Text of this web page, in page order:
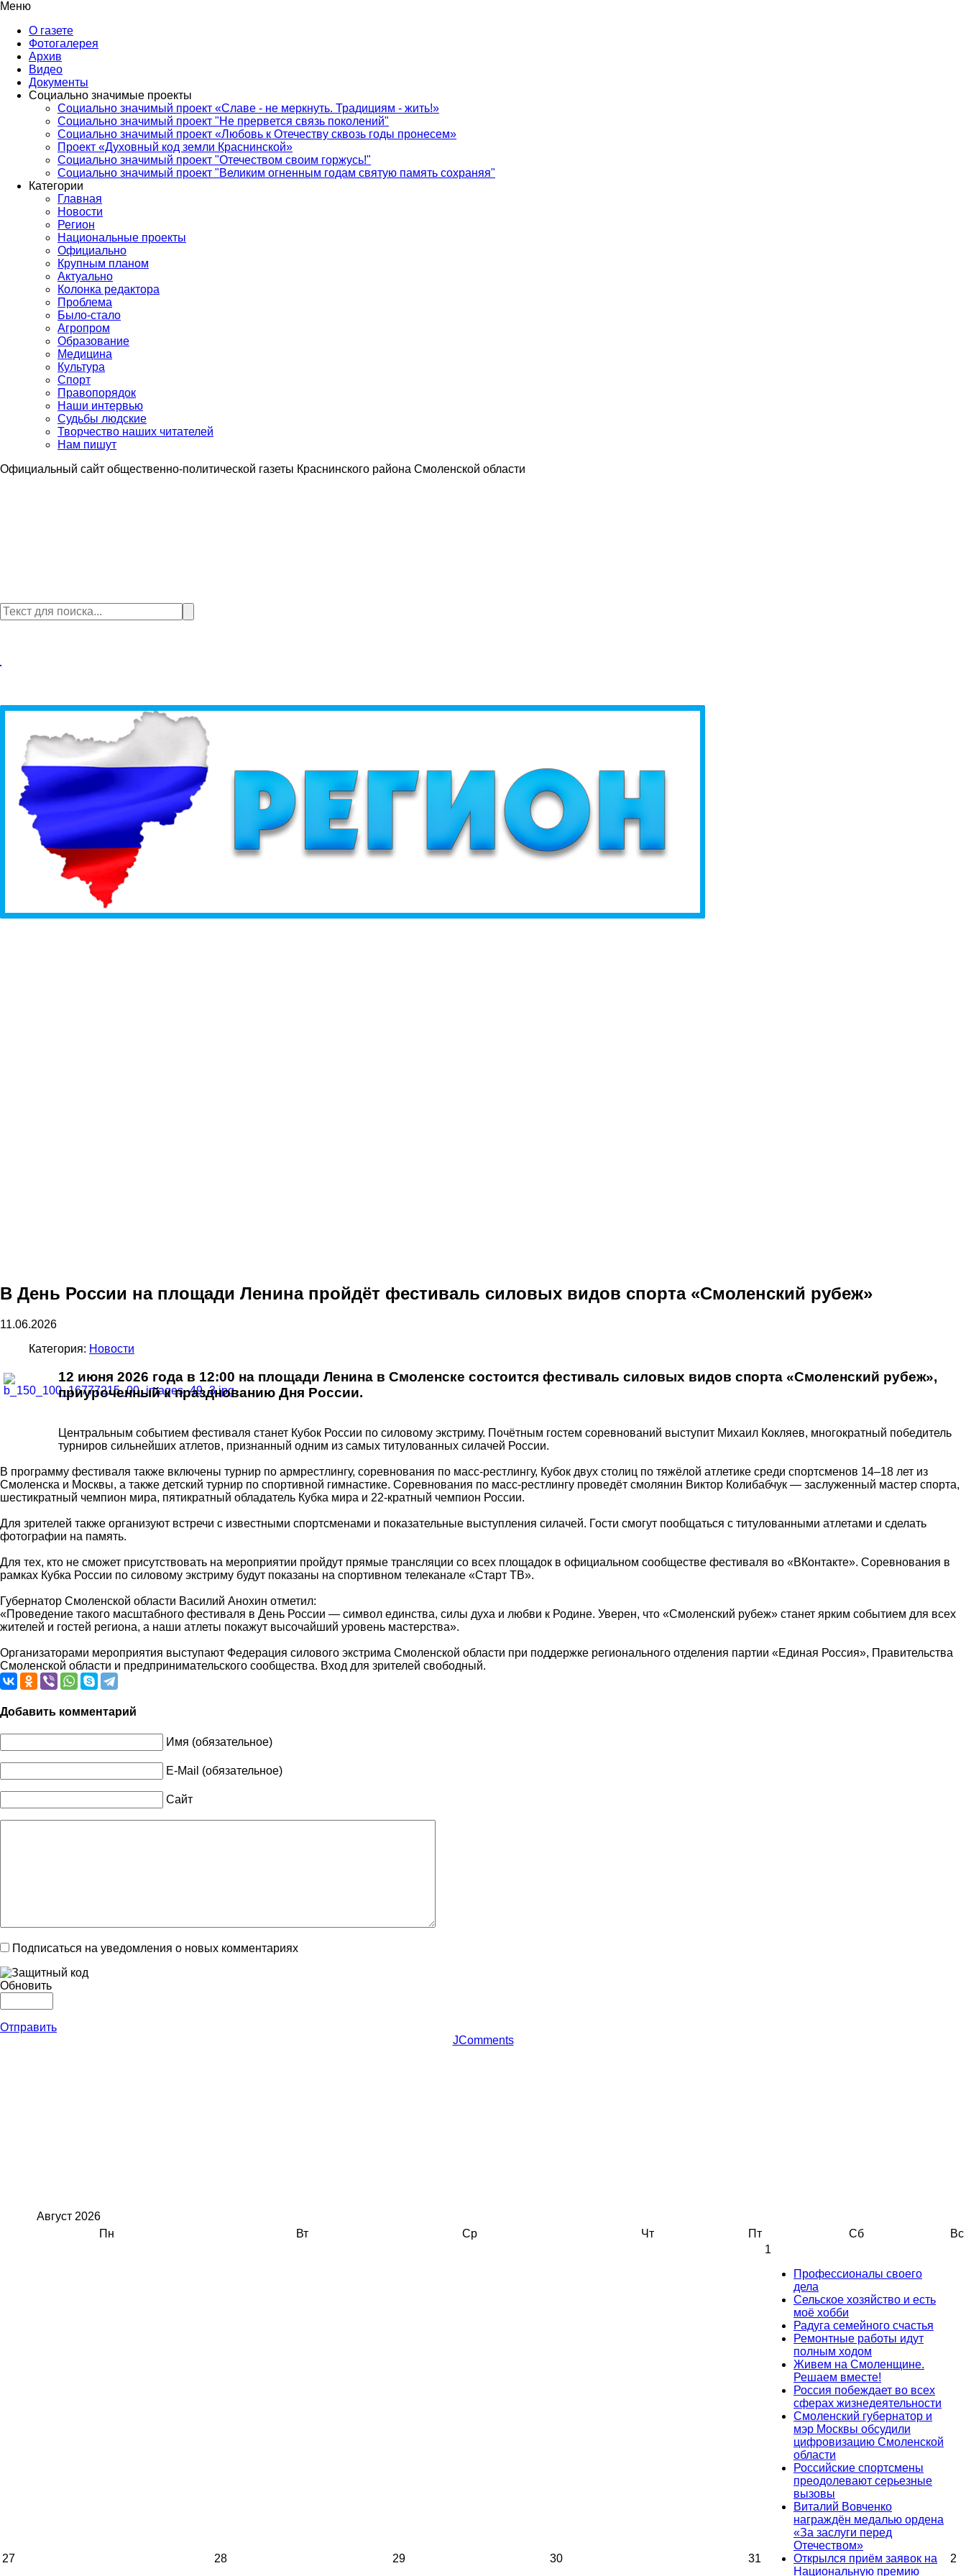
Меню
О газете
Фотогалерея
Архив
Видео
Документы
Социально значимые проекты
Социально значимый проект «Славе - не меркнуть. Традициям - жить!»
Социально значимый проект "Не прервется связь поколений"
Социально значимый проект «Любовь к Отечеству сквозь годы пронесем»
Проект «Духовный код земли Краснинской»
Социально значимый проект "Отечеством своим горжусь!"
Социально значимый проект "Великим огненным годам святую память сохраняя"
Категории
Главная
Новости
Регион
Национальные проекты
Официально
Крупным планом
Актуально
Колонка редактора
Проблема
Было-стало
Агропром
Образование
Медицина
Культура
Спорт
Правопорядок
Наши интервью
Судьбы людские
Творчество наших читателей
Нам пишут
Официальный сайт общественно-политической газеты Краснинского района Смоленской области
В День России на площади Ленина пройдёт фестиваль силовых видов спорта «Смоленский рубеж»
11.06.2026
Категория: Новости
12 июня 2026 года в 12:00 на площади Ленина в Смоленске состоится фестиваль силовых видов спорта «Смоленский рубеж»,
приуроченный к празднованию Дня России.
Центральным событием фестиваля станет Кубок России по силовому экстриму. Почётным гостем соревнований выступит Михаил Кокляев, многократный победитель
турниров сильнейших атлетов, признанный одним из самых титулованных силачей России.
В программу фестиваля также включены турнир по армрестлингу, соревнования по масс-рестлингу, Кубок двух столиц по тяжёлой атлетике среди спортсменов 14–18 лет из
Смоленска и Москвы, а также детский турнир по спортивной гимнастике. Соревнования по масс-рестлингу проведёт смолянин Виктор Колибабчук — заслуженный мастер спорта,
шестикратный чемпион мира, пятикратный обладатель Кубка мира и 22-кратный чемпион России.
Для зрителей также организуют встречи с известными спортсменами и показательные выступления силачей. Гости смогут пообщаться с титулованными атлетами и сделать
фотографии на память.
Для тех, кто не сможет присутствовать на мероприятии пройдут прямые трансляции со всех площадок в официальном сообществе фестиваля во «ВКонтакте». Соревнования в
рамках Кубка России по силовому экстриму будут показаны на спортивном телеканале «Старт ТВ».
Губернатор Смоленской области Василий Анохин отметил:
«Проведение такого масштабного фестиваля в День России — символ единства, силы духа и любви к Родине. Уверен, что «Смоленский рубеж» станет ярким событием для всех
жителей и гостей региона, а наши атлеты покажут высочайший уровень мастерства».
Организаторами мероприятия выступают Федерация силового экстрима Смоленской области при поддержке регионального отделения партии «Единая Россия», Правительства
Смоленской области и предпринимательского сообщества. Вход для зрителей свободный.
Добавить комментарий
Имя (обязательное)
E-Mail (обязательное)
Сайт
Подписаться на уведомления о новых комментариях
Обновить
Отправить
JComments
Август 2026
Пн
Вт Ср Чт Пт Сб Вс
27 28 29 30 31
1
Профессионалы своего
дела
Сельское хозяйство и есть
моё хобби
Радуга семейного счастья
Ремонтные работы идут
полным ходом
Живем на Смоленщине.
Решаем вместе!
Россия побеждает во всех
сферах жизнедеятельности
Смоленский губернатор и
мэр Москвы обсудили
цифровизацию Смоленской
области
Российские спортсмены
преодолевают серьезные
вызовы
Виталий Вовченко
награждён медалью ордена
«За заслуги перед
Отечеством»
Открылся приём заявок на
Национальную премию
2